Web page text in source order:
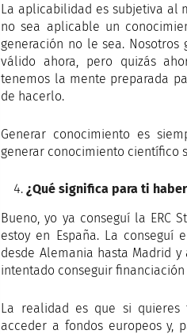
La aplicabilidad es subjetiva al
no sea aplicable un
generación no le sea.
válido ahora, pero quizás
tenemos la mente preparada
de hacerlo.
Generar conocimiento es
generar conocimiento científico
¿Qué significa para ti
Bueno, yo ya conseguí la ERC
estoy en España. La
desde Alemania hasta Madrid
intentado conseguir
La realidad es que si quieres
acceder a fondos europeos y,